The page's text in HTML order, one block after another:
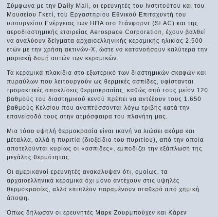
Σύμφωνα με την Daily Mail, οι ερευνητές του Ινστιτούτου και του
Μουσείου Γκετί, του Εργαστηρίου Εθνικού Επιταχυντή του
υπουργείου Ενέργειας των ΗΠΑ στο Στάνφορντ (SLAC) και της
αεροδιαστημικής εταιρείας Aerospace Corporation, έχουν βαλθεί
να αναλύουν δείγματα αρχαιοελληνικής κεραμικής ηλικίας 2.500
ετών με την χρήση ακτινών-Χ, ώστε να κατανοήσουν καλύτερα την
μοριακή δομή αυτών των κεραμικών.
Τα κεραμικά πλακίδια στο εξωτερικό των διαστημικών σκαφών και
πυραύλων που λειτουργούν ως θερμικές ασπίδες, υφίστανται
τρομακτικές αποκλίσεις θερμοκρασίας, καθώς από τους μείον 120
βαθμούς του διαστημικού κενού πρέπει να αντέξουν τους 1.650
βαθμούς Κελσίου που αναπτύσσονται λόγω τριβής κατά την
επανείσοδό τους στην ατμόσφαιρα του πλανήτη μας.
Μια τόσο υψηλή θερμοκρασία είναι ικανή να λιώσει ακόμα και
μέταλλα, αλλά η πυριτία (διοξείδιο του πυριτίου), από την οποία
αποτελούνται κυρίως οι «ασπίδες», εμποδίζει την εξάπλωση της
μεγάλης θερμότητας.
Οι αμερικανοί ερευνητές ανακάλυψαν ότι, ομοίως, τα
αρχαιοελληνικά κεραμικά όχι μόνο αντέχουν στις υψηλές
θερμοκρασίες, αλλά επιπλέον παραμένουν σταθερά από χημική
άποψη.
Όπως δήλωσαν οι ερευνητές Μαρκ Ζουρμπούχεν και Κάρεν